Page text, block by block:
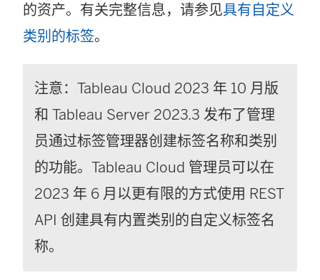
的资产。有关完整信息，请参见具有自定义
类别的标签。
注意：Tableau Cloud 2023 年 10 月版
和 Tableau Server 2023.3 发布了管理
员通过标签管理器创建标签名称和类别
的功能。Tableau Cloud 管理员可以在
2023 年 6 月以更有限的方式使用 REST
API 创建具有内置类别的自定义标签名
称。